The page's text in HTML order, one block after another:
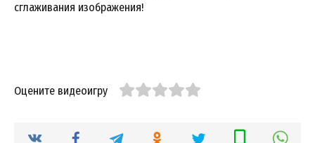
сглаживания изображения!
Оцените видеоигру